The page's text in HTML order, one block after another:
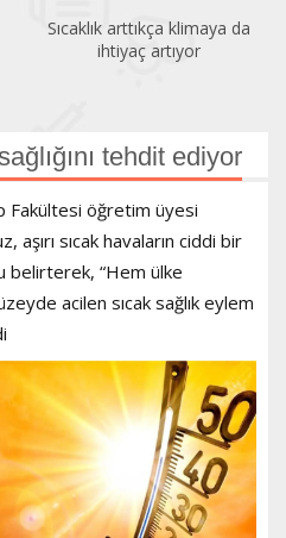
Sıcaklık arttıkça klimaya da
ihtiyaç artıyor
tehdit ediyor
Fakültesi öğretim üyesi
sıcak havaların ciddi bir
belirterek, “Hem ülke
acilen sıcak sağlık eylem